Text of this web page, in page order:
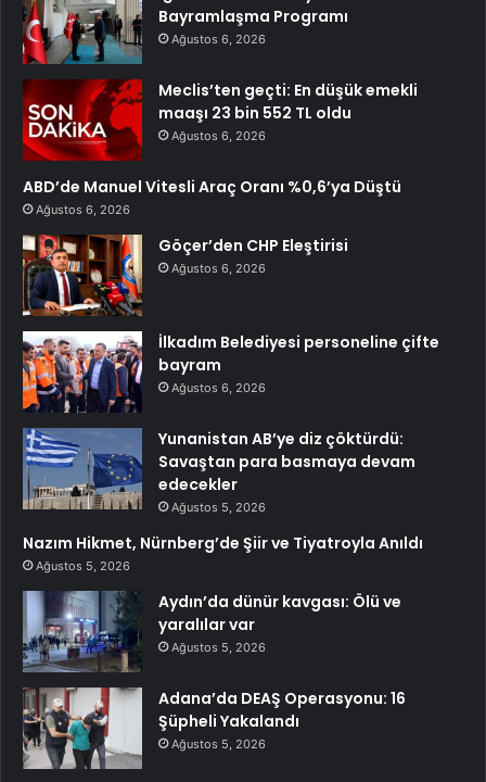
Bayramlaşma Programı
Ağustos 6, 2026
Meclis’ten geçti: En düşük emekli
maaşı 23 bin 552 TL oldu
Ağustos 6, 2026
ABD’de Manuel Vitesli Araç Oranı %0,6’ya Düştü
Ağustos 6, 2026
Göçer’den CHP Eleştirisi
Ağustos 6, 2026
İlkadım Belediyesi personeline çifte
bayram
Ağustos 6, 2026
Yunanistan AB’ye diz çöktürdü:
Savaştan para basmaya devam
edecekler
Ağustos 5, 2026
Nazım Hikmet, Nürnberg’de Şiir ve Tiyatroyla Anıldı
Ağustos 5, 2026
Aydın’da dünür kavgası: Ölü ve
yaralılar var
Ağustos 5, 2026
Adana’da DEAŞ Operasyonu: 16
Şüpheli Yakalandı
Ağustos 5, 2026